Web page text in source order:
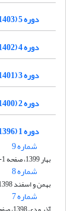
دوره 5 (1403-1404)
دوره 4 (1402-1403)
دوره 3 (1401-1402)
دوره 2 (1400-1401)
دوره 1 (1396-1399)
شماره 9
بهار 1399، صفحه 1-16
شماره 8
بهمن و اسفند 1398، صفحه 1-5
شماره 7